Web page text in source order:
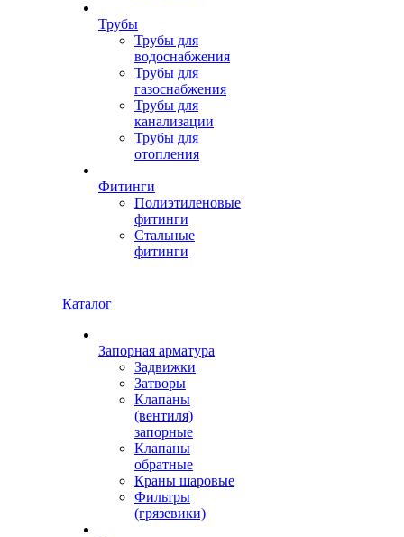
Трубы
Трубы для
водоснабжения
Трубы для
газоснабжения
Трубы для
канализации
Трубы для
отопления
Фитинги
Полиэтиленовые
фитинги
Стальные
фитинги
Каталог
Запорная арматура
Задвижки
Затворы
Клапаны
(вентиля)
запорные
Клапаны
обратные
Краны шаровые
Фильтры
(грязевики)